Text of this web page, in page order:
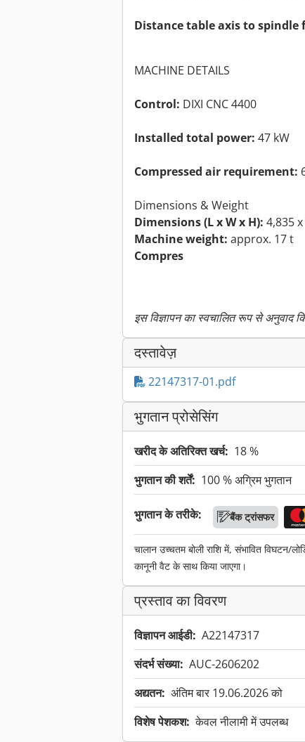
Distance table axis to spindle
MACHINE DETAILS
Control: DIXI CNC 4400
Installed total power: 47 kW
Compressed air requirement:
Dimensions & Weight
Dimensions (L x W x H): 4,835
Machine weight: approx. 17 t
Compres
इस विज्ञापन का स्वचालित रूप से अनुवाद
दस्तावेज़
22147317-01.pdf
भुगतान प्रोसेसिंग
खरीद के अतिरिक्त खर्च: 18 %
भुगतान की शर्तें: 100 % अग्रिम भुगतान
भुगतान के तरीके: बैंक ट्रांसफर
चालान उच्चतम बोली राशि में, संभावित विघटन/
कानूनी वैट के साथ किया जाएगा।
प्रस्ताव का विवरण
विज्ञापन आईडी: A22147317
संदर्भ संख्या: AUC-2606202
अद्यतन: अंतिम बार 19.06.2026 को
विशेष पेशकश: केवल नीलामी में उपलब्ध